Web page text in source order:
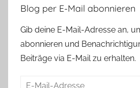
Blog per E-Mail abonnieren
Gib deine E-Mail-Adresse an,
abonnieren und
Beiträge via E-Mail zu erhalten.
E-